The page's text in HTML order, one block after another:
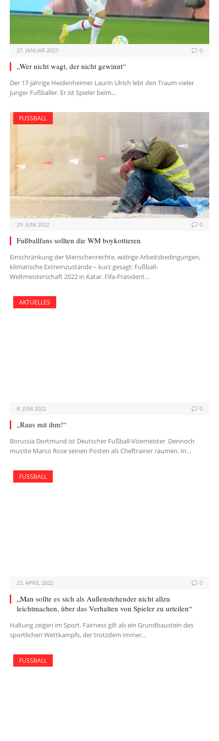
27. JANUAR 2023 0
„Wer nicht wagt, der nicht gewinnt“
Der 17-jährige Heidenheimer Laurin Ulrich lebt den Traum vieler
junger Fußballer. Er ist Spieler beim…
FUSSBALL
29. JUNI 2022 0
Fußballfans sollten die WM boykottieren
Einschränkung der Menschenrechte, widrige Arbeitsbedingungen,
klimatische Extremzustände – kurz gesagt: Fußball-
Weltmeisterschaft 2022 in Katar. Fifa-Präsident…
AKTUELLES
8. JUNI 2022 0
„Raus mit ihm!“
Borussia Dortmund ist Deutscher Fußball-Vizemeister. Dennoch
musste Marco Rose seinen Posten als Cheftrainer räumen. In…
FUSSBALL
23. APRIL 2022 0
„Man sollte es sich als Außenstehender nicht allzu
leichtmachen, über das Verhalten von Spieler zu urteilen“
Haltung zeigen im Sport. Fairness gilt als ein Grundbaustein des
sportlichen Wettkampfs, der trotzdem immer…
FUSSBALL